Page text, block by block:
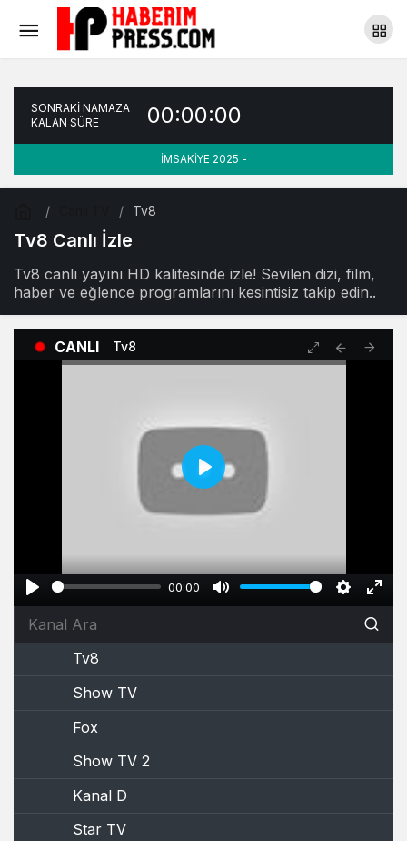
SONRAKİ NAMAZA
KALAN SÜRE
00:00:00
İMSAKİYE 2025 -
Tv8
Tv8 Canlı İzle
Tv8 canlı yayını HD kalitesinde izle! Sevilen dizi, film,
haber ve eğlence programlarını kesintisiz takip edin..
CANLI Tv8
Play
00:00
Mute Settings
Play
Tv8
Show TV
Fox
Show TV 2
Kanal D
Star TV